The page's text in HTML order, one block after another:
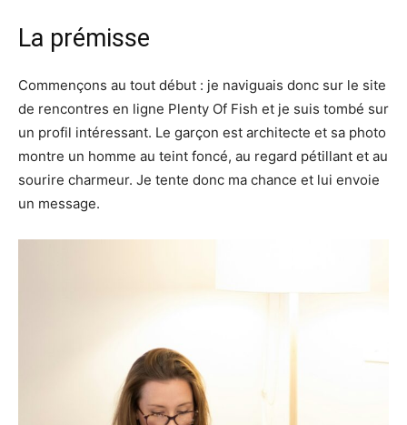
La prémisse
Commençons au tout début : je naviguais donc sur le site
de rencontres en ligne Plenty Of Fish et je suis tombé sur
un profil intéressant. Le garçon est architecte et sa photo
montre un homme au teint foncé, au regard pétillant et au
sourire charmeur. Je tente donc ma chance et lui envoie
un message.